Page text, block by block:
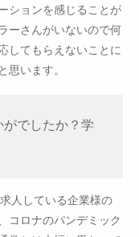
ションを感じることが
ーさんがいないので何
してもらえないことに
思います。
でしたか？学
人している企業様の
コロナのパンデミック